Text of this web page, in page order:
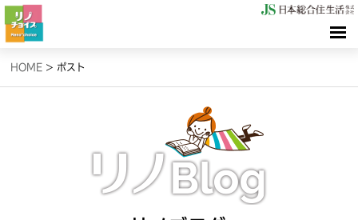
HOME
情報（リノブログ）
HOME > ポスト